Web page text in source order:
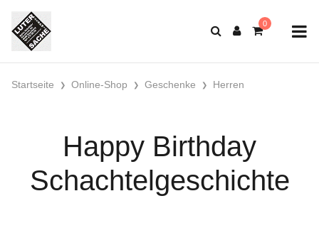
Startseite Online-Shop Geschenke Herren
Happy Birthday
Schachtelgeschichte